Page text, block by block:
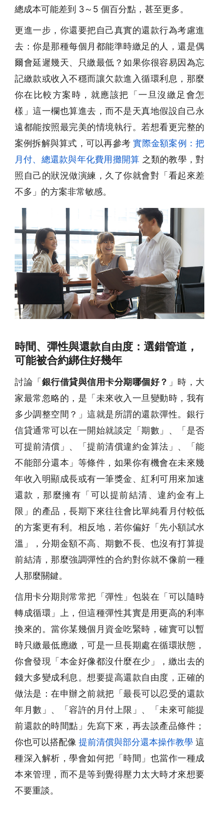
總成本可能差到 3～5 個百分點，甚至更多。
更進一步，你還要把自己真實的還款行為考慮進
去：你是那種每個月都能準時繳足的人，還是偶
爾會延遲幾天、只繳最低？如果你很容易因為忘
記繳款或收入不穩而讓欠款進入循環利息，那麼
你在比較方案時，就應該把「一旦沒繳足會怎
樣」這一欄也算進去，而不是天真地假設自己永
遠都能按照最完美的情境執行。若想看更完整的
案例拆解與算式，可以再參考實際金額案例：把
月付、總還款與年化費用攤開算 之類的教學，對
照自己的狀況做演練，久了你就會對「看起來差
不多」的方案非常敏感。
時間、彈性與還款自由度：選錯管道，
可能被合約綁住好幾年
討論「銀行借貸與信用卡分期哪個好？ 」時，大
家最常忽略的，是「未來收入一旦變動時，我有
多少調整空間？」這就是所謂的還款彈性。銀行
信貸通常可以在一開始就談定「期數」、「是否
可提前清償」、「提前清償違約金算法」、「能
不能部分還本」等條件，如果你有機會在未來幾
年收入明顯成長或有一筆獎金、紅利可用來加速
還款，那麼擁有「可以提前結清、違約金有上
限」的產品，長期下來往往會比單純看月付較低
的方案更有利。相反地，若你偏好「先小額試水
溫」，分期金額不高、期數不長、也沒有打算提
前結清，那麼強調彈性的合約對你就不像前一種
人那麼關鍵。
信用卡分期則常常把「彈性」包裝在「可以隨時
轉成循環」上，但這種彈性其實是用更高的利率
換來的。當你某幾個月資金吃緊時，確實可以暫
時只繳最低應繳，可是一旦長期處在循環狀態，
你會發現「本金好像都沒什麼在少」，繳出去的
錢大多變成利息。想要提高還款自由度，正確的
做法是：在申辦之前就把「最長可以忍受的還款
年月數」、「容許的月付上限」、「未來可能提
前還款的時間點」先寫下來，再去談產品條件；
你也可以搭配像 提前清償與部分還本操作教學 這
種深入解析，學會如何把「時間」也當作一種成
本來管理，而不是等到覺得壓力太大時才來想要
不要重談。